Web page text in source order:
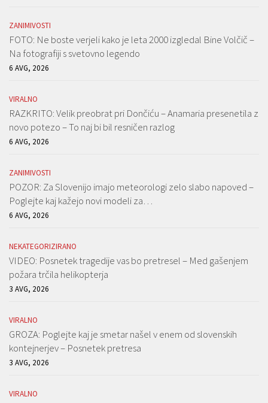
ZANIMIVOSTI
FOTO: Ne boste verjeli kako je leta 2000 izgledal Bine Volčič –
Na fotografiji s svetovno legendo
6 AVG, 2026
VIRALNO
RAZKRITO: Velik preobrat pri Dončiću – Anamaria presenetila z
novo potezo – To naj bi bil resničen razlog
6 AVG, 2026
ZANIMIVOSTI
POZOR: Za Slovenijo imajo meteorologi zelo slabo napoved –
Poglejte kaj kažejo novi modeli za…
6 AVG, 2026
NEKATEGORIZIRANO
VIDEO: Posnetek tragedije vas bo pretresel – Med gašenjem
požara trčila helikopterja
3 AVG, 2026
VIRALNO
GROZA: Poglejte kaj je smetar našel v enem od slovenskih
kontejnerjev – Posnetek pretresa
3 AVG, 2026
VIRALNO